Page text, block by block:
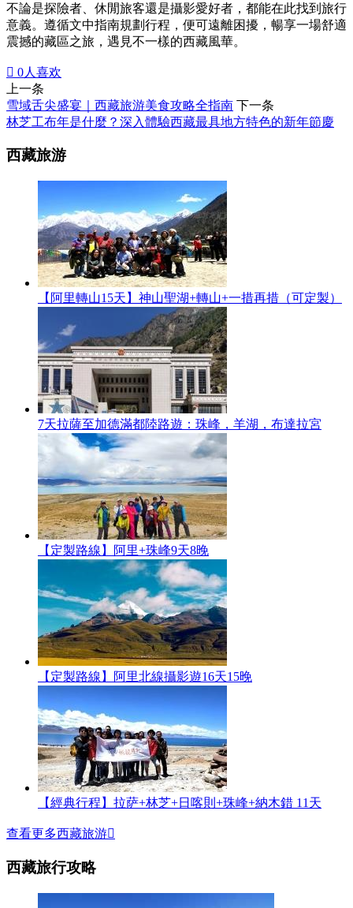
不論是探險者、休閒旅客還是攝影愛好者，都能在此找到旅行
意義。遵循文中指南規劃行程，便可遠離困擾，暢享一場舒適
震撼的藏區之旅，遇見不一樣的西藏風華。
 0人喜欢
上一条
雪域舌尖盛宴｜西藏旅游美食攻略全指南 下一条
林芝工布年是什麼？深入體驗西藏最具地方特色的新年節慶
西藏旅游
【阿里轉山15天】神山聖湖+轉山+一措再措（可定製）
7天拉薩至加德滿都陸路遊：珠峰，羊湖，布達拉宮
【定製路線】阿里+珠峰9天8晚
【定製路線】阿里北線攝影遊16天15晚
【經典行程】拉萨+林芝+日喀則+珠峰+納木錯 11天
查看更多西藏旅游
西藏旅行攻略